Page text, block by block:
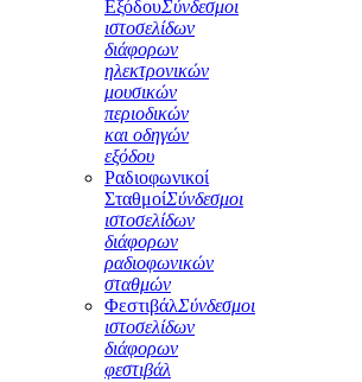
ΕξόδουΣύνδεσμοι
ιστοσελίδων
διάφορων
ηλεκτρονικών
μουσικών
περιοδικών
και οδηγών
εξόδου
Ραδιοφωνικοί
ΣταθμοίΣύνδεσμοι
ιστοσελίδων
διάφορων
ραδιοφωνικών
σταθμών
ΦεστιβάλΣύνδεσμοι
ιστοσελίδων
διάφορων
φεστιβάλ